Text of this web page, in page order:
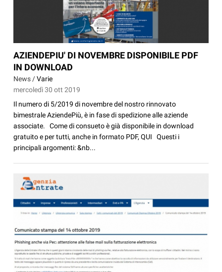
AZIENDEPIU' DI NOVEMBRE DISPONIBILE PDF
IN DOWNLOAD
News /Varie
mercoledì 30 ott 2019
Il numero di 5/2019 di novembre del nostro rinnovato
bimestrale AziendePiù, è in fase di spedizione alle aziende
associate. Come di consueto è già disponibile in download
gratuito e per tutti, anche in formato PDF, QUI Questi i
principali argomenti: &nb...